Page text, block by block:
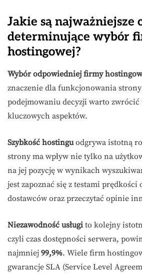
Jakie są najważniejsze
determinujące wybór
hostingowej?
Wybór odpowiedniej firmy
znaczenie dla funkcjonowania
podejmowaniu decyzji warto zwrócić
kluczowych aspektów.
Szybkość hostinguodgrywa istotną
strony ma wpływ nie tylko na
na jej pozycję w wynikach
jest zapoznać się z testami
dostawców oraz przeczytać opinie
Niezawodność usługi to kolejny
czyli czas dostępności serwera,
najmniej 99,9%. Wiele firm
gwarancje SLA (Service Level